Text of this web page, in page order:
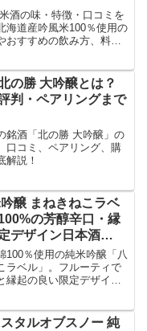
酒の味・特徴・口コミを
海道産吟風米100％使用の
おすすめの飲み方、料理
の勝 大吟醸とは？
判・ペアリングまで
銘酒「北の勝 大吟醸」の
口コミ、ペアリング、購
解説！
醸 まねきねこラベ
の芳醇辛口・縁
デザイン日本酒
100％使用の純米吟醸「八
ラベル」。フルーティで
縁起の良い限定デザイン
タルオブスノー 純